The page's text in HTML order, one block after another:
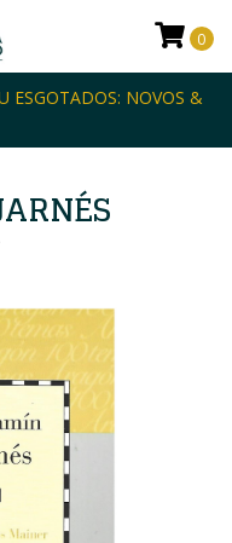
ESGOTADOS: NOVOS &
0